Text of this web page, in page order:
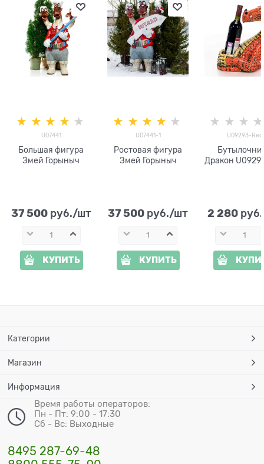
U07441
Большая фигура
Змей Горыныч
37 500 руб./шт
КУПИТЬ
U07441-1
Ростовая фигура
Змей Горыныч
37 500 руб./шт
КУПИТЬ
U09293-Red
Дракон
2 280
Категории
Магазин
Информация
Время работы операторов:
Пн - Пт: 9:00 - 17:30
Сб - Вс: Выходные
8495 287-69-48